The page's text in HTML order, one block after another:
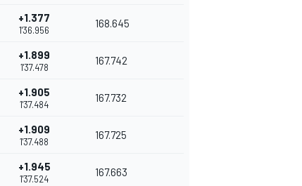
+1.377
1'36.956
168.645
+1.899
1'37.478
167.742
+1.905
1'37.484
167.732
+1.909
1'37.488
167.725
+1.945
1'37.524
167.663